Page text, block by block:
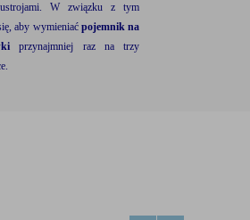
W związku z tym
aby wymieniać pojemnik na
przynajmniej raz na trzy